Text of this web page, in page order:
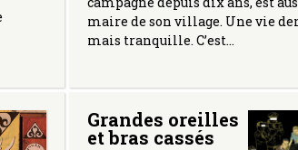
maire de son village. Une vie
mais tranquille. C’est…
Grandes oreilles
et bras cassés